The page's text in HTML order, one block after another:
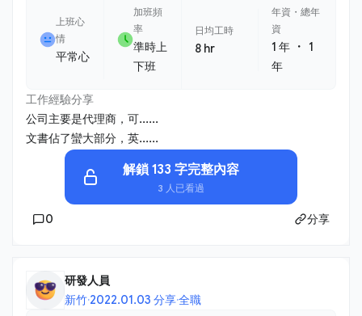
上班心
情
平常心
加班頻
率
準時上
下班
日均工時
8 hr
年資・總年
資
1 年 ・1
年
工作經驗分享
公司主要是代理商，可......
文書佔了蠻大部分，英......
解鎖 133 字完整內容
3 人已看過
0 分享
研發人員
新竹·2022.01.03 分享·全職